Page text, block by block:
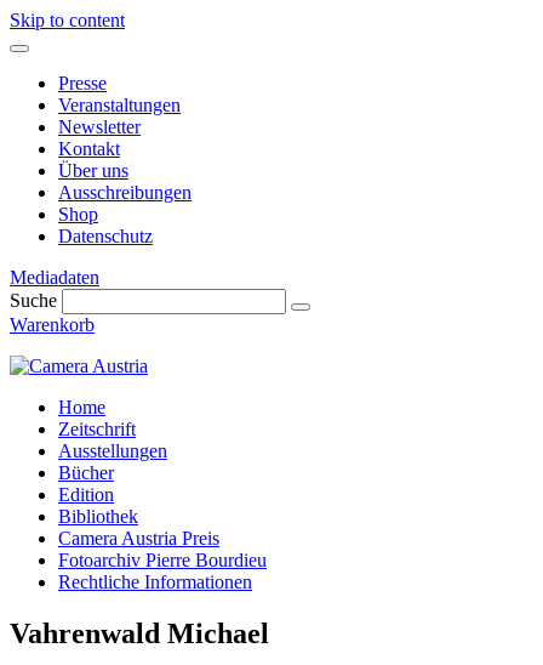
Skip to content
Presse
Veranstaltungen
Newsletter
Kontakt
Über uns
Ausschreibungen
Shop
Datenschutz
Mediadaten
Suche
Warenkorb
Home
Zeitschrift
Ausstellungen
Bücher
Edition
Bibliothek
Camera Austria Preis
Fotoarchiv Pierre Bourdieu
Rechtliche Informationen
Vahrenwald Michael